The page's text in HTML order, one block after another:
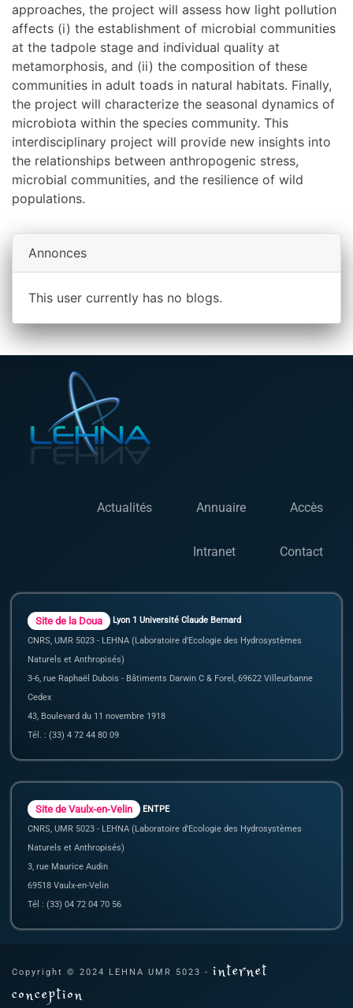
approaches, the project will assess how light pollution
affects (i) the establishment of microbial communities
at the tadpole stage and individual quality at
metamorphosis, and (ii) the composition of these
communities in adult toads in natural habitats. Finally,
the project will characterize the seasonal dynamics of
microbiota within the species community. This
interdisciplinary project will provide new insights into
the relationships between anthropogenic stress,
microbial communities, and the resilience of wild
populations.
Annonces
This user currently has no blogs.
Actualités Annuaire Accès
Intranet Contact
Site de la Doua
Lyon 1 Université Claude Bernard
CNRS, UMR 5023 - LEHNA (Laboratoire d'Ecologie des Hydrosystèmes
Naturels et Anthropisés)
3-6, rue Raphaël Dubois - Bâtiments Darwin C & Forel, 69622 Villeurbanne
Cedex
43, Boulevard du 11 novembre 1918
Tél. : (33) 4 72 44 80 09
Site de Vaulx-en-Velin
ENTPE
CNRS, UMR 5023 - LEHNA (Laboratoire d'Ecologie des Hydrosystèmes
Naturels et Anthropisés)
3, rue Maurice Audin
69518 Vaulx-en-Velin
Tél : (33) 04 72 04 70 56
Copyright © 2024 LEHNA UMR 5023 - internet
conception